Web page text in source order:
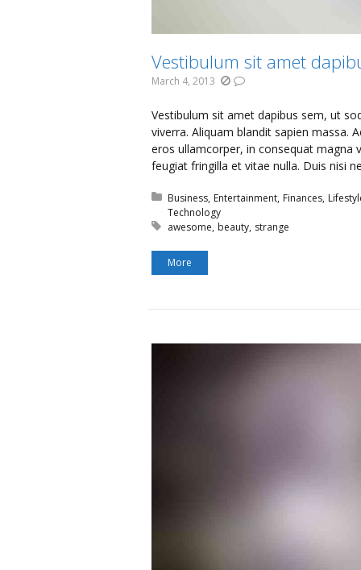
Vestibulum sit amet
March 4, 2013
Vestibulum sit amet dapibus sem, ut
viverra. Aliquam blandit sapien massa.
eros ullamcorper, in consequat magna
feugiat fringilla et vitae nulla. Duis nisi
Posted in:
Business Entertainment Finances
Technology
Tagged with:
awesome beauty strange
More